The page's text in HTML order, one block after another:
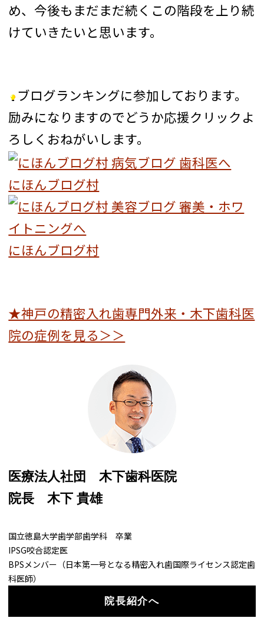
め、今後もまだまだ続くこの階段を上り続
けていきたいと思います。
ブログランキングに参加しております。
励みになりますのでどうか応援クリックよ
ろしくおねがいします。
にほんブログ村
にほんブログ村
★神戸の精密入れ歯専門外来・木下歯科医
院の症例を見る＞＞
医療法人社団 木下歯科医院
院長木下 貴雄
国立徳島大学歯学部歯学科 卒業
IPSG咬合認定医
BPSメンバー（日本第一号となる精密入れ歯国際ライセンス認定歯
科医師）
院長紹介へ